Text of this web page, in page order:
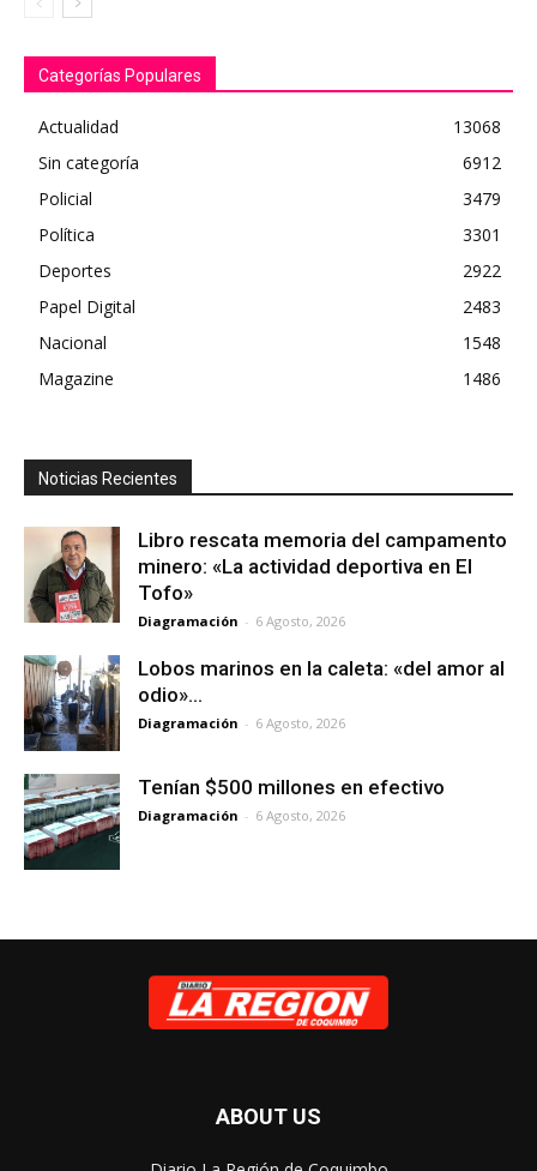
Categorías Populares
Actualidad
13068
Sin categoría
6912
Policial
3479
Política
3301
Deportes
2922
Papel Digital
2483
Nacional
1548
Magazine
1486
Noticias Recientes
Libro rescata memoria del campamento
minero: «La actividad deportiva en El
Tofo»
Diagramación - 6 Agosto, 2026
Lobos marinos en la caleta: «del amor al
odio»…
Diagramación - 6 Agosto, 2026
Tenían $500 millones en efectivo
Diagramación - 6 Agosto, 2026
ABOUT US